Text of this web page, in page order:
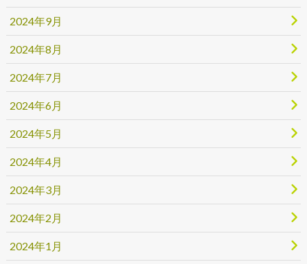
2024年9月
2024年8月
2024年7月
2024年6月
2024年5月
2024年4月
2024年3月
2024年2月
2024年1月